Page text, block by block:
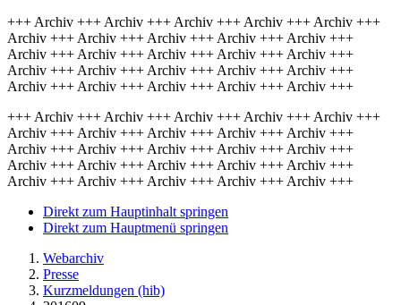
+++ Archiv +++ Archiv +++ Archiv +++ Archiv +++ Archiv +++
Archiv +++ Archiv +++ Archiv +++ Archiv +++ Archiv +++
Archiv +++ Archiv +++ Archiv +++ Archiv +++ Archiv +++
Archiv +++ Archiv +++ Archiv +++ Archiv +++ Archiv +++
Archiv +++ Archiv +++ Archiv +++ Archiv +++ Archiv +++
+++ Archiv +++ Archiv +++ Archiv +++ Archiv +++ Archiv +++
Archiv +++ Archiv +++ Archiv +++ Archiv +++ Archiv +++
Archiv +++ Archiv +++ Archiv +++ Archiv +++ Archiv +++
Archiv +++ Archiv +++ Archiv +++ Archiv +++ Archiv +++
Archiv +++ Archiv +++ Archiv +++ Archiv +++ Archiv +++
Direkt zum Hauptinhalt springen
Direkt zum Hauptmenü springen
Webarchiv
Presse
Kurzmeldungen (hib)